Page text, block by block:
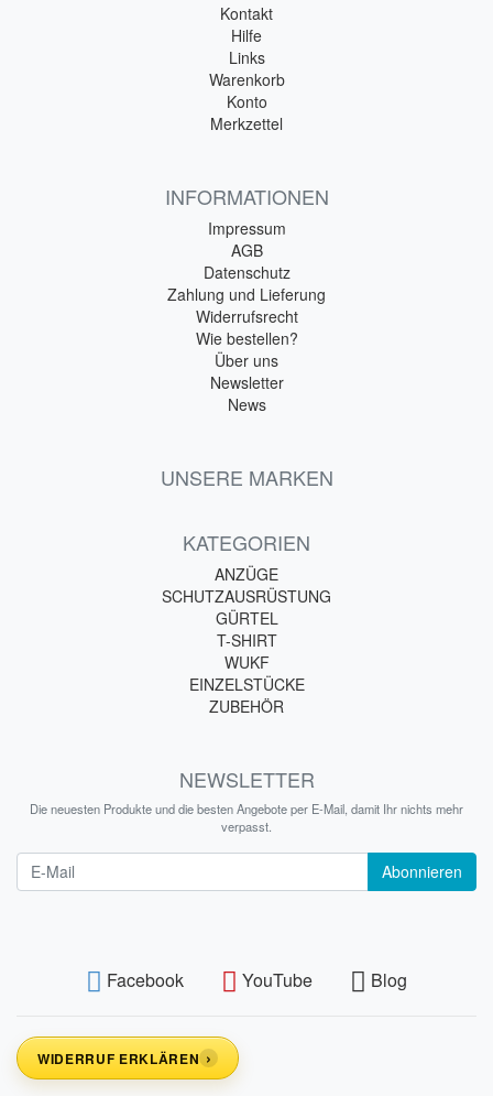
Kontakt
Hilfe
Links
Warenkorb
Konto
Merkzettel
INFORMATIONEN
Impressum
AGB
Datenschutz
Zahlung und Lieferung
Widerrufsrecht
Wie bestellen?
Über uns
Newsletter
News
UNSERE MARKEN
KATEGORIEN
ANZÜGE
SCHUTZAUSRÜSTUNG
GÜRTEL
T-SHIRT
WUKF
EINZELSTÜCKE
ZUBEHÖR
NEWSLETTER
Die neuesten Produkte und die besten Angebote per E-Mail, damit Ihr nichts mehr
verpasst.
Abonnieren
Facebook YouTube Blog
WIDERRUF ERKLÄREN ›